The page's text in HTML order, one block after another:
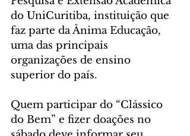
do UniCuritiba, instituição que
faz parte da Ânima Educação,
uma das principais
organizações de ensino
superior do país.
Quem participar do “Clássico
do Bem” e fizer doações no